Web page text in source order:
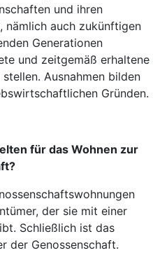
und ihren
nämlich auch zukünftigen
Generationen
und zeitgemäß erhaltene
Ausnahmen bilden
Gründen.
für das Wohnen zur
der sie mit einer
Schließlich ist das
der Genossenschaft.